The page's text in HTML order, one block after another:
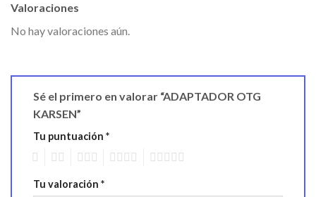
Valoraciones
No hay valoraciones aún.
Sé el primero en valorar “ADAPTADOR OTG
KARSEN”
Tu puntuación *
Tu valoración *